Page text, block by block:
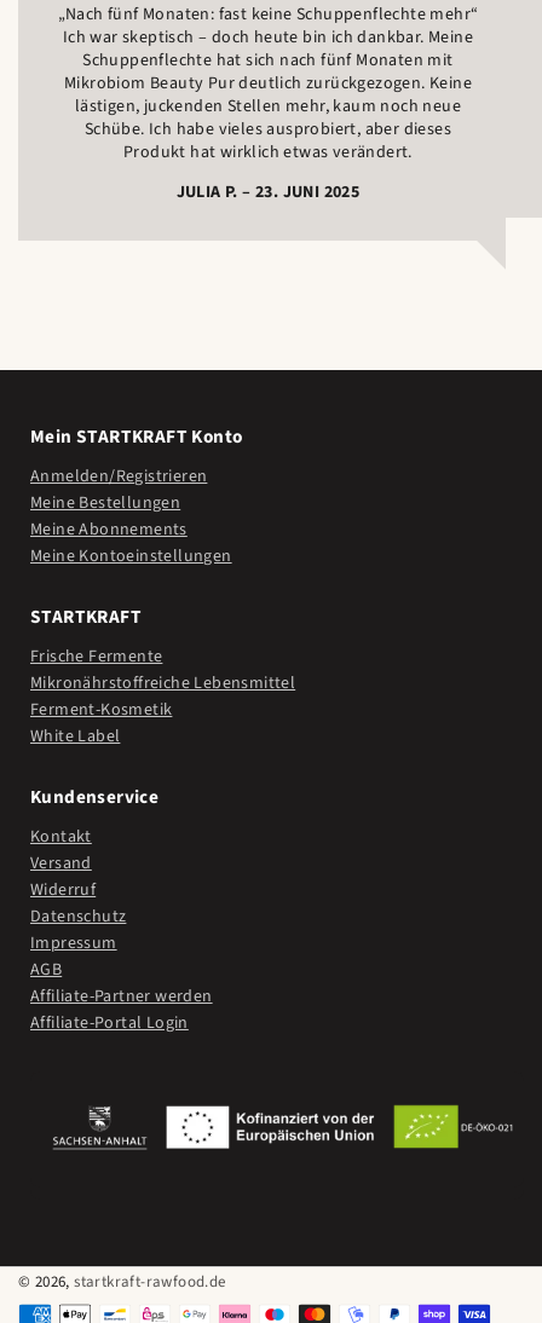
„Nach fünf Monaten: fast keine Schuppenflechte mehr“
Ich war skeptisch – doch heute bin ich dankbar. Meine
Schuppenflechte hat sich nach fünf Monaten mit
Mikrobiom Beauty Pur deutlich zurückgezogen. Keine
lästigen, juckenden Stellen mehr, kaum noch neue
Schübe. Ich habe vieles ausprobiert, aber dieses
Produkt hat wirklich etwas verändert.
JULIA P. – 23. JUNI 2025
Mein STARTKRAFT Konto
Anmelden/Registrieren
Meine Bestellungen
Meine Abonnements
Meine Kontoeinstellungen
STARTKRAFT
Frische Fermente
Mikronährstoffreiche Lebensmittel
Ferment-Kosmetik
White Label
Kundenservice
Kontakt
Versand
Widerruf
Datenschutz
Impressum
AGB
Affiliate-Partner werden
Affiliate-Portal Login
© 2026,startkraft-rawfood.de
Zahlungsmethoden